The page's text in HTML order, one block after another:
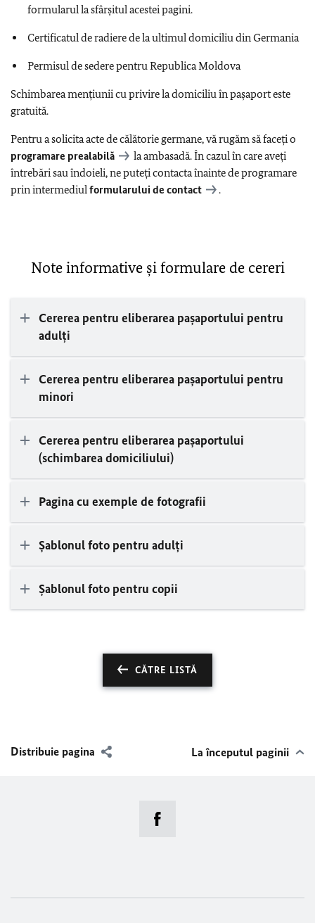
formularul la sfârșitul acestei pagini.
Certificatul de radiere de la ultimul domiciliu din Germania
Permisul de sedere pentru Republica Moldova
Schimbarea menţiunii cu privire la domiciliu în pașaport este
gratuită.
Pentru a solicita acte de călătorie germane, vă rugăm să faceți o
programare prealabilă
la ambasadă. În cazul în care aveți
întrebări sau îndoieli, ne puteți contacta înainte de programare
prin intermediul formularului de contact .
Note informative și formulare de cereri
Cererea pentru eliberarea pașaportului pentru
adulți
Cererea pentru eliberarea pașaportului pentru
minori
Cererea pentru eliberarea pașaportului
(schimbarea domiciliului)
Pagina cu exemple de fotografii
Șablonul foto pentru adulți
Șablonul foto pentru copii
CĂTRE LISTĂ
Distribuie pagina La începutul paginii